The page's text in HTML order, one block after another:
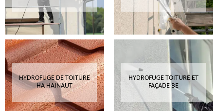
HYDROFUGE DE TOITURE
HA HAINAUT
HYDROFUGE TOITURE ET
FAÇADE BE